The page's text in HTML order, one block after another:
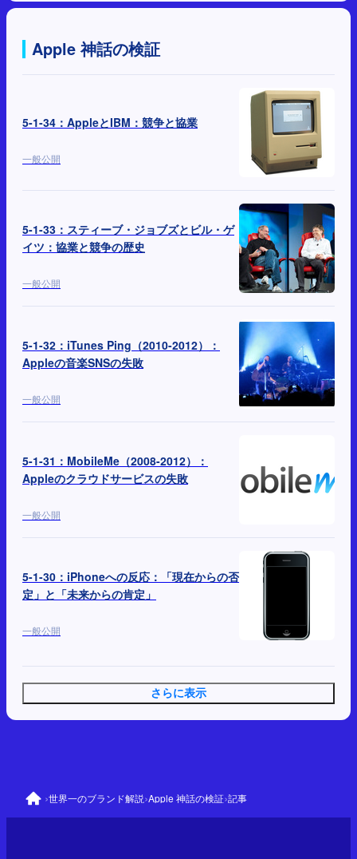
Apple 神話の検証
5-1-34：AppleとIBM：競争と協業
一般公開
5-1-33：スティーブ・ジョブズとビル・ゲ
イツ：協業と競争の歴史
一般公開
5-1-32：iTunes Ping（2010-2012）：
Appleの音楽SNSの失敗
一般公開
5-1-31：MobileMe（2008-2012）：
Appleのクラウドサービスの失敗
一般公開
5-1-30：iPhoneへの反応：「現在からの否
定」と「未来からの肯定」
一般公開
さらに表示
›世界一のブランド解説›Apple 神話の検証›記事